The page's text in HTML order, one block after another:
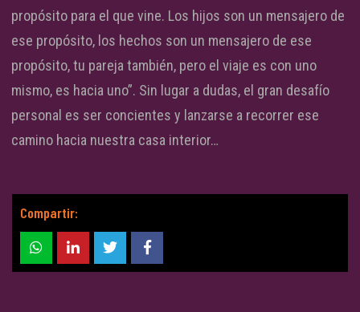
propósito para el que vine. Los hijos son un mensajero de
ese propósito, los hechos son un mensajero de ese
propósito, tu pareja también, pero el viaje es con uno
mismo, es hacia uno”. Sin lugar a dudas, el gran desafío
personal es ser concientes y lanzarse a recorrer ese
camino hacia nuestra casa interior…
Compartir: